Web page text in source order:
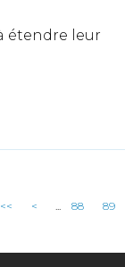
étendre leur
<< < ... 88 89